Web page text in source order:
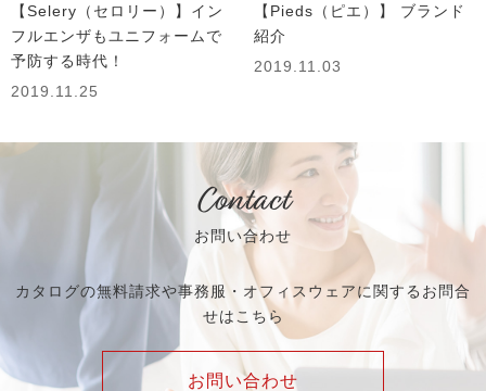
【Selery（セロリー）】イン
フルエンザもユニフォームで
予防する時代！
2019.11.25
【Pieds（ピエ）】 ブランド
紹介
2019.11.03
Contact
お問い合わせ
カタログの無料請求や事務服・オフィスウェアに関するお問合
せはこちら
お問い合わせ